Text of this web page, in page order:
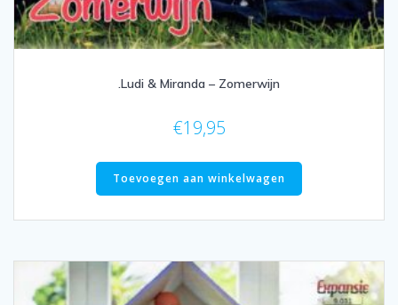
.Ludi & Miranda – Zomerwijn
€19,95
Toevoegen aan winkelwagen